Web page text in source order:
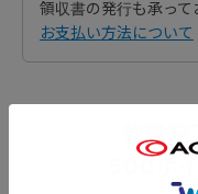
領収書の発行も承って
お支払い方法について
登録
500ポ